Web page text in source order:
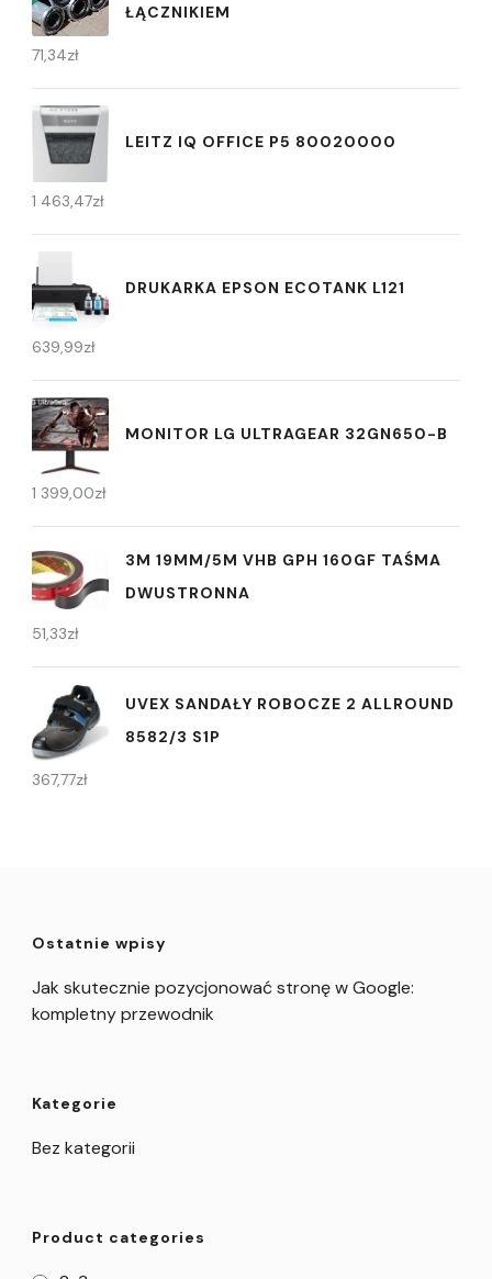
ŁĄCZNIKIEM
71,34zł
LEITZ IQ OFFICE P5 80020000
1 463,47zł
DRUKARKA EPSON ECOTANK L121
639,99zł
MONITOR LG ULTRAGEAR 32GN650-B
1 399,00zł
3M 19MM/5M VHB GPH 160GF TAŚMA
DWUSTRONNA
51,33zł
UVEX SANDAŁY ROBOCZE 2 ALLROUND
8582/3 S1P
367,77zł
Ostatnie wpisy
Jak skutecznie pozycjonować stronę w Google:
kompletny przewodnik
Kategorie
Bez kategorii
Product categories